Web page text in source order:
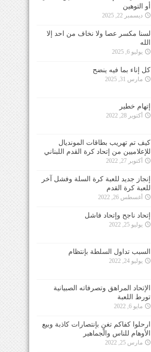
أو التوهين
ديسمبر 22, 2025
لسنا مكسر عصا ولا نخاف من احد إلا
الله
يوليو 6, 2025
كل إناء بما فيه ينضح
مارس 31, 2025
إتهام خطير
أكتوبر 28, 2022
كيف تم تهريب بطاقات المونديال
للإعلاميين من إتحاد كرة القدم اللبناني
أكتوبر 27, 2022
إنجاز جديد للعبة كرة السلة وفشل آخر
للعبة كرة القدم
أغسطس 26, 2022
إتحاد ناجح وإتحاد فاشل
يوليو 25, 2022
السبب تداول السلطة بإنتظام
يوليو 24, 2022
الإتحاد المراهق وتصرفاته الصبيانية
تورط اللعبة
مايو 6, 2022
ارحلوا كفاكم تغنٍ بإنتصارات كاذبة وبيع
الأوهام للناس والجماهير
مارس 25, 2022